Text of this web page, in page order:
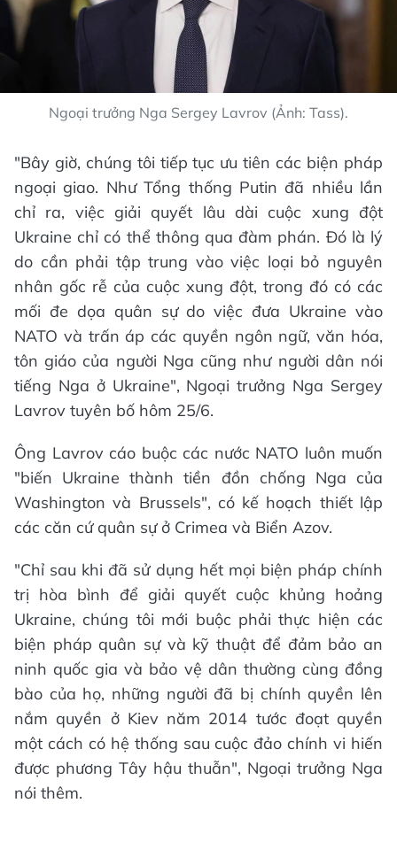
Ngoại trưởng Nga Sergey Lavrov (Ảnh: Tass).
"Bây giờ, chúng tôi tiếp tục ưu tiên các biện pháp
ngoại giao. Như Tổng thống Putin đã nhiều lần
chỉ ra, việc giải quyết lâu dài cuộc xung đột
Ukraine chỉ có thể thông qua đàm phán. Đó là lý
do cần phải tập trung vào việc loại bỏ nguyên
nhân gốc rễ của cuộc xung đột, trong đó có các
mối đe dọa quân sự do việc đưa Ukraine vào
NATO và trấn áp các quyền ngôn ngữ, văn hóa,
tôn giáo của người Nga cũng như người dân nói
tiếng Nga ở Ukraine", Ngoại trưởng Nga Sergey
Lavrov tuyên bố hôm 25/6.
Ông Lavrov cáo buộc các nước NATO luôn muốn
"biến Ukraine thành tiền đồn chống Nga của
Washington và Brussels", có kế hoạch thiết lập
các căn cứ quân sự ở Crimea và Biển Azov.
"Chỉ sau khi đã sử dụng hết mọi biện pháp chính
trị hòa bình để giải quyết cuộc khủng hoảng
Ukraine, chúng tôi mới buộc phải thực hiện các
biện pháp quân sự và kỹ thuật để đảm bảo an
ninh quốc gia và bảo vệ dân thường cùng đồng
bào của họ, những người đã bị chính quyền lên
nắm quyền ở Kiev năm 2014 tước đoạt quyền
một cách có hệ thống sau cuộc đảo chính vi hiến
được phương Tây hậu thuẫn", Ngoại trưởng Nga
nói thêm.